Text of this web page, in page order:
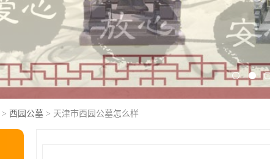
> 西园公墓 > 天津市西园公墓怎么样